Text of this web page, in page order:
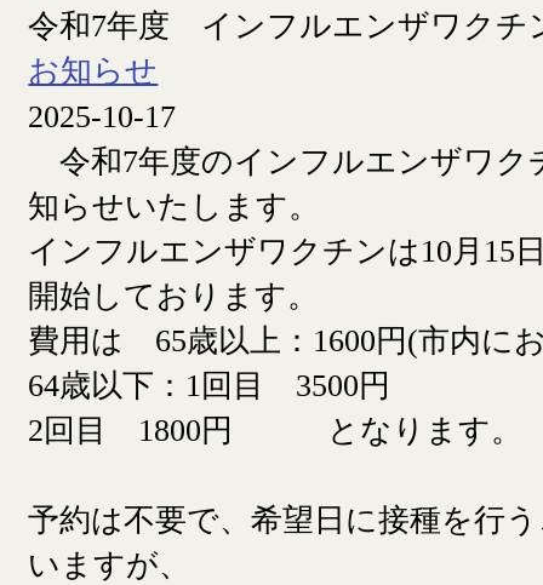
令和7年度 インフルエンザワクチ
お知らせ
2025-10-17
令和7年度のインフルエンザワク
知らせいたします。
インフルエンザワクチンは10月15
開始しております。
費用は 65歳以上：1600円(市内に
64歳以下：1回目 3500円
2回目 1800円 となります。
予約は不要で、希望日に接種を行
いますが、